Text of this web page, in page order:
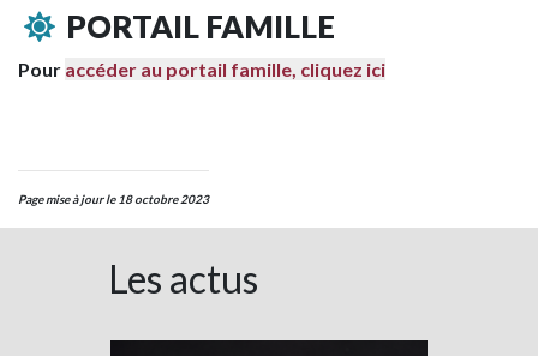
PORTAIL FAMILLE
Pour accéder au portail famille, cliquez ici
Page mise à jour le 18 octobre 2023
Les actus